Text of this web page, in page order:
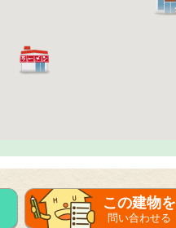
この建物を
問い合わせる